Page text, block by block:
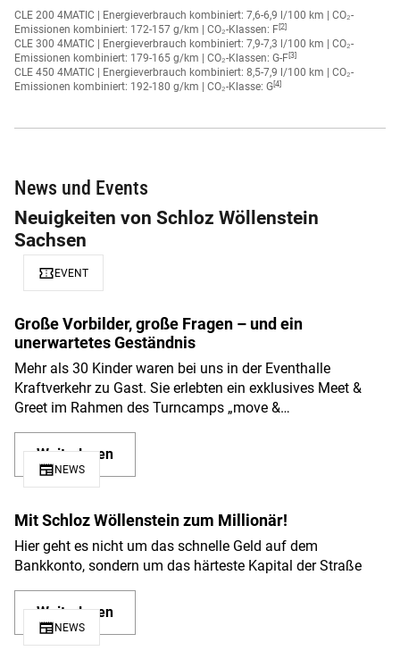
CLE 200 4MATIC | Energieverbrauch kombiniert: 7,6-6,9 l/100 km | CO₂-
Emissionen kombiniert: 172-157 g/km | CO₂-Klassen: F [2]
CLE 300 4MATIC | Energieverbrauch kombiniert: 7,9-7,3 l/100 km | CO₂-
Emissionen kombiniert: 179-165 g/km | CO₂-Klassen: G-F [3]
CLE 450 4MATIC | Energieverbrauch kombiniert: 8,5-7,9 l/100 km | CO₂-
News und Events
Neuigkeiten von Schloz Wöllenstein
Sachsen
confirmation_numberEVENT
Große Vorbilder, große Fragen – und ein
unerwartetes Geständnis
Mehr als 30 Kinder waren bei uns in der Eventhalle
Kraftverkehr zu Gast. Sie erlebten ein exklusives Meet &
Weiterlesen
newspaperNEWS
Mit Schloz Wöllenstein zum Millionär!
Hier geht es nicht um das schnelle Geld auf dem
Weiterlesen
newspaperNEWS